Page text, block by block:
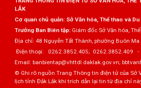
LẮK
Cơ quan chủ quản: Sở Văn hóa, Thể thao và
Trưởng Ban Biên tập: Giám đốc Sở Văn hóa,
Địa chỉ: 48 Nguyễn Tất Thành, phường Buôn
Điện thoại: 0262.3852.405; 0262.3852.409 -
Email: banbientap@vhttdl.daklak.gov.vn;
© Ghi rõ nguồn Trang Thông tin điện tử của Sở
lịch tỉnh Đắk Lắk khi trích dẫn lại tin từ địa chỉ